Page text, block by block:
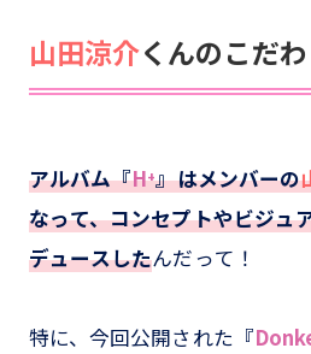
山田涼介くんのこだ
アルバム『H⁺』はメンバーの
なって、コンセプトやビジュ
デュースしたんだって！
特に、今回公開された『